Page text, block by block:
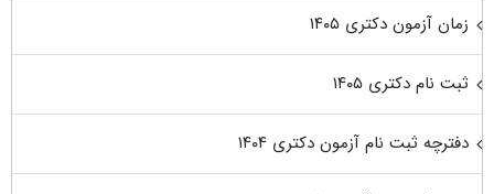
زمان آزمون دکتری ۱۴۰۵
ثبت نام دکتری ۱۴۰۵
دفترچه ثبت نام آزمون دکتری ۱۴۰۴